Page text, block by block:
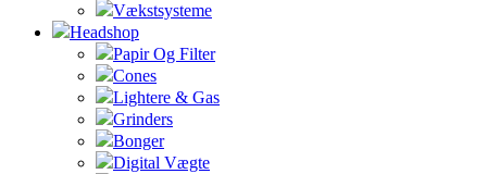
Vækstsysteme
Headshop
Papir Og Filter
Cones
Lightere & Gas
Grinders
Bonger
Digital Vægte